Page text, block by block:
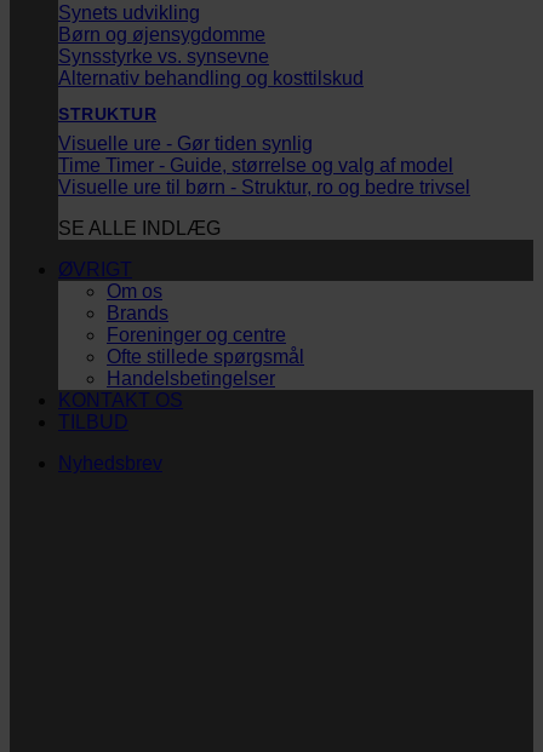
Synets udvikling
Børn og øjensygdomme
Synsstyrke vs. synsevne
Alternativ behandling og kosttilskud
STRUKTUR
Visuelle ure - Gør tiden synlig
Time Timer - Guide, størrelse og valg af model
Visuelle ure til børn - Struktur, ro og bedre trivsel
SE ALLE INDLÆG
ØVRIGT
Om os
Brands
Foreninger og centre
Ofte stillede spørgsmål
Handelsbetingelser
KONTAKT OS
TILBUD
Nyhedsbrev